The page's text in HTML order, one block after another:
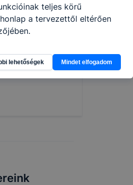
–
teljes körű
a tervezettől eltérően
lehetőségek Mindet elfogadom